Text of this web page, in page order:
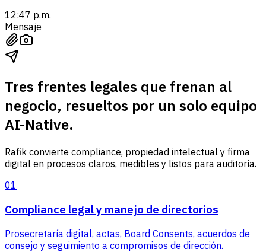
12:47 p.m.
Mensaje
Tres frentes legales que frenan al
negocio, resueltos por un solo equipo
AI-Native.
Rafik convierte compliance, propiedad intelectual y firma
digital en procesos claros, medibles y listos para auditoría.
01
Compliance legal y manejo de directorios
Prosecretaría digital, actas, Board Consents, acuerdos de
consejo y seguimiento a compromisos de dirección.